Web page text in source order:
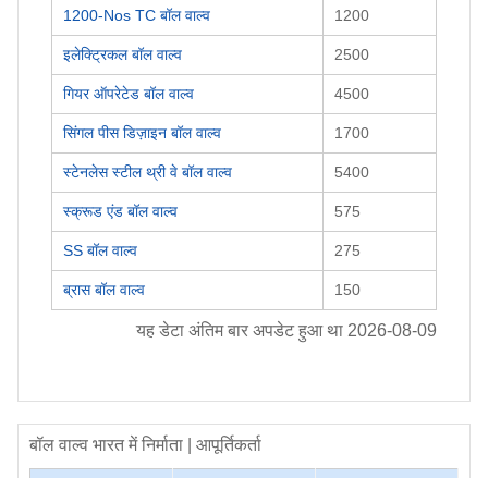
1200-Nos TC बॉल वाल्व 1200
इलेक्ट्रिकल बॉल वाल्व 2500
गियर ऑपरेटेड बॉल वाल्व 4500
सिंगल पीस डिज़ाइन बॉल वाल्व 1700
स्टेनलेस स्टील थ्री वे बॉल वाल्व 5400
स्क्रूड एंड बॉल वाल्व 575
SS बॉल वाल्व 275
ब्रास बॉल वाल्व 150
यह डेटा अंतिम बार अपडेट हुआ था 2026-08-09
बॉल वाल्व भारत में निर्माता | आपूर्तिकर्ता